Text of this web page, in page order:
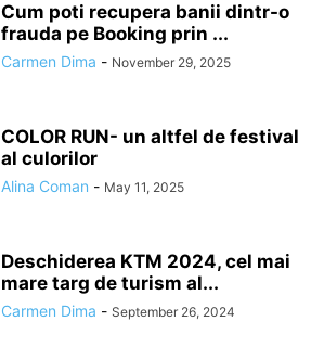
Cum poti recupera banii dintr-o
frauda pe Booking prin ...
Carmen Dima - November 29, 2025
COLOR RUN- un altfel de festival
al culorilor
Alina Coman - May 11, 2025
Deschiderea KTM 2024, cel mai
mare targ de turism al...
Carmen Dima - September 26, 2024